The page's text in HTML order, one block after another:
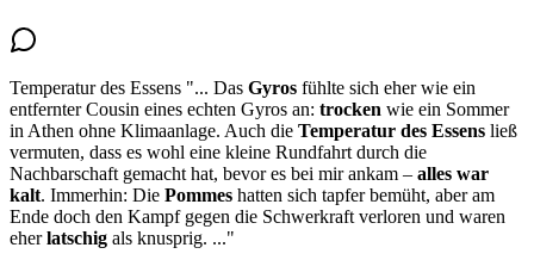
Temperatur des Essens "... Das Gyros fühlte sich eher wie ein
entfernter Cousin eines echten Gyros an: trocken wie ein Sommer
in Athen ohne Klimaanlage. Auch die Temperatur des Essens ließ
vermuten, dass es wohl eine kleine Rundfahrt durch die
Nachbarschaft gemacht hat, bevor es bei mir ankam – alles war
kalt. Immerhin: Die Pommes hatten sich tapfer bemüht, aber am
Ende doch den Kampf gegen die Schwerkraft verloren und waren
eherlatschig als knusprig. ..."